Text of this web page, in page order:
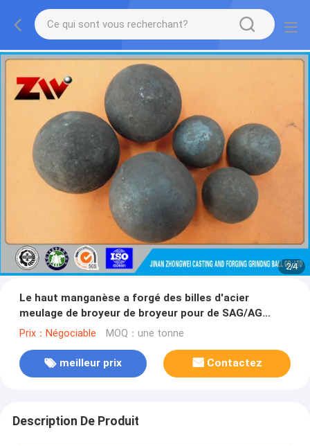
2/4
Le haut manganèse a forgé des billes d'acier
meulage de broyeur de broyeur pour de SAG/AG
boulets
Prix：Négociable MOQ：une tonne
meilleur prix Contactez
Description De Produit